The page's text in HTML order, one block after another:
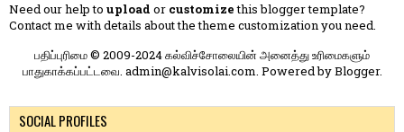
Need our help to upload or customizethis blogger template?
Contact me with details about the theme customization you need.
பதிப்புரிமை © 2009-2024 கல்விச்சோலையின் அனைத்து உரிமைகளும்
பாதுகாக்கப்பட்டவை. admin@kalvisolai.com. Powered byBlogger.
SOCIAL PROFILES